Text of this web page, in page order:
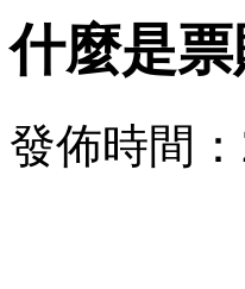
什麼是
發佈時間